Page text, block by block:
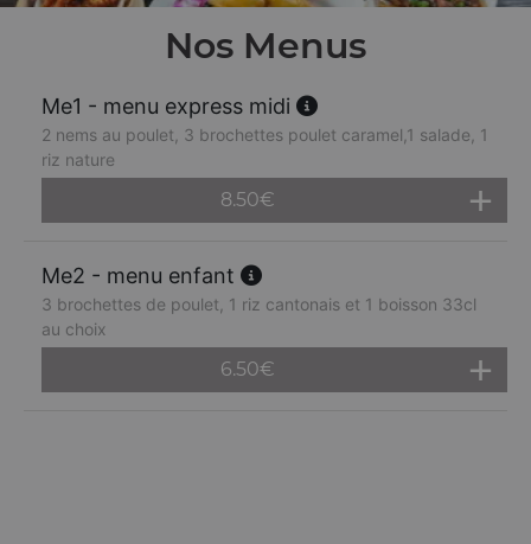
Nos Menus
Me1 - menu express midi
2 nems au poulet, 3 brochettes poulet caramel,1 salade, 1
riz nature
8.50€
Me2 - menu enfant
3 brochettes de poulet, 1 riz cantonais et 1 boisson 33cl
au choix
6.50€